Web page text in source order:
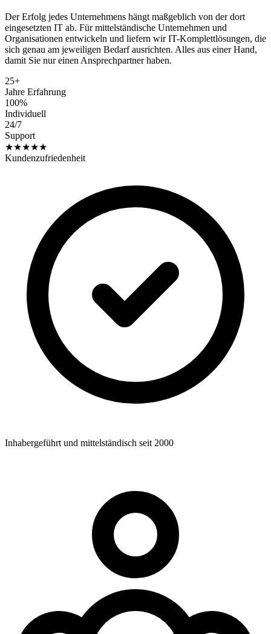
Der Erfolg jedes Unternehmens hängt maßgeblich von der dort
eingesetzten IT ab. Für mittelständische Unternehmen und
Organisationen entwickeln und liefern wir IT-Komplettlösungen, die
sich genau am jeweiligen Bedarf ausrichten. Alles aus einer Hand,
damit Sie nur einen Ansprechpartner haben.
25+
Jahre Erfahrung
100%
Individuell
24/7
Support
★★★★★
Kundenzufriedenheit
Inhabergeführt und mittelständisch seit 2000